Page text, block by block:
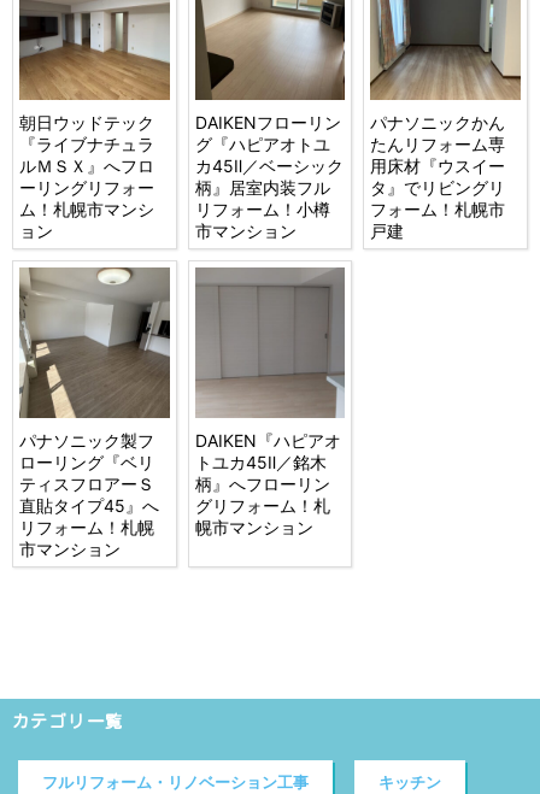
朝日ウッドテック
『ライブナチュラ
ルＭＳＸ』へフロ
ーリングリフォー
ム！札幌市マンシ
ョン
DAIKENフローリン
グ『ハピアオトユ
カ45Ⅱ／ベーシック
柄』居室内装フル
リフォーム！小樽
市マンション
パナソニックかん
たんリフォーム専
用床材『ウスイー
タ』でリビングリ
フォーム！札幌市
戸建
パナソニック製フ
ローリング『ベリ
ティスフロアーＳ
直貼タイプ45』へ
リフォーム！札幌
市マンション
DAIKEN『ハピアオ
トユカ45Ⅱ／銘木
柄』へフローリン
グリフォーム！札
幌市マンション
カテゴリ一覧
フルリフォーム・リノベーション工事 キッチン